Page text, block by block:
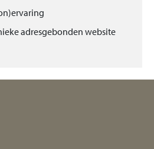
adresgebonden website